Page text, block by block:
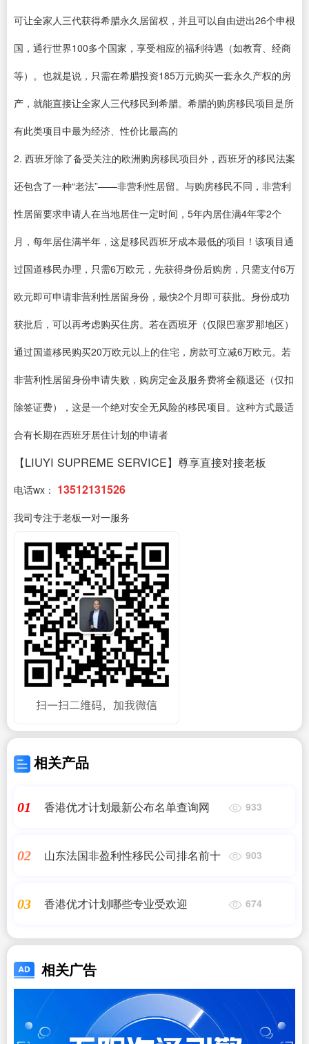
可让全家人三代获得希腊永久居留权，并且可以自由进出26个申根
国，通行世界100多个国家，享受相应的福利待遇（如教育、经商
等）。也就是说，只需在希腊投资185万元购买一套永久产权的房
产，就能直接让全家人三代移民到希腊。希腊的购房移民项目是所
有此类项目中最为经济、性价比最高的
2. 西班牙除了备受关注的欧洲购房移民项目外，西班牙的移民法案
还包含了一种“老法”——非营利性居留。与购房移民不同，非营利
性居留要求申请人在当地居住一定时间，5年内居住满4年零2个
月，每年居住满半年，这是移民西班牙成本最低的项目！该项目通
过国道移民办理，只需6万欧元，先获得身份后购房，只需支付6万
欧元即可申请非营利性居留身份，最快2个月即可获批。身份成功
获批后，可以再考虑购买住房。若在西班牙（仅限巴塞罗那地区）
通过国道移民购买20万欧元以上的住宅，房款可立减6万欧元。若
非营利性居留身份申请失败，购房定金及服务费将全额退还（仅扣
除签证费），这是一个绝对安全无风险的移民项目。这种方式最适
合有长期在西班牙居住计划的申请者
【LIUYI SUPREME SERVICE】尊享直接对接老板
电话wx： 13512131526
我司专注于老板一对一服务
相关产品
01 香港优才计划最新公布名单查询网 933
02 山东法国非盈利性移民公司排名前十 903
03 香港优才计划哪些专业受欢迎 674
相关广告